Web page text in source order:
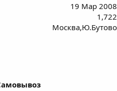
19 Мар 2008
1,722
Москва,Ю.Бутово